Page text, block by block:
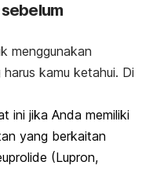
menggunakan
kamu ketahui. Di
ini jika Anda memiliki
yang berkaitan
(Lupron,